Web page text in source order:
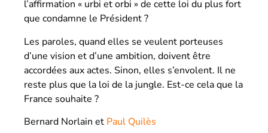
l’affirmation « urbi et orbi » de cette loi du plus fort
que condamne le Président ?
Les paroles, quand elles se veulent porteuses
d’une vision et d’une ambition, doivent être
accordées aux actes. Sinon, elles s’envolent. Il ne
reste plus que la loi de la jungle. Est-ce cela que la
France souhaite ?
Bernard Norlain et Paul Quilès